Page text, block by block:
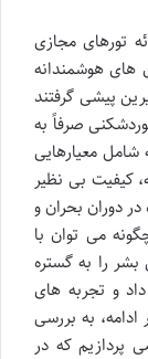
تورهای مجازی
های هوشمندانه
پیشی گرفتند
صرفاً به
بلکه شامل معیارهایی
کیفیت بی نظیر
در دوران بحران و
می توان با
بشر را به گستره
و تجربه های
ادامه، به بررسی
پردازیم که در